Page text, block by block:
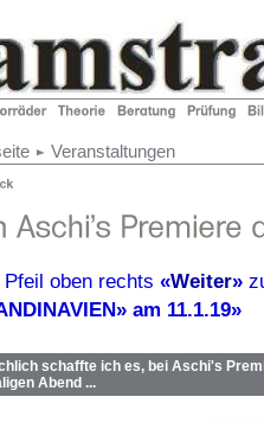
Veranstaltungen
Pfeil oben rechts «Weiter»
am 11.1.19»
schaffte ich es, bei Aschi's
Abend ...